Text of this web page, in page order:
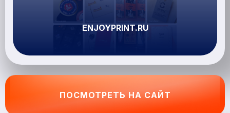
ENJOYPRINT.RU
ПОСМОТРЕТЬ НА САЙТ